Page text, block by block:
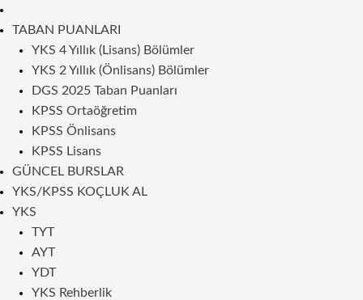
TABAN PUANLARI
YKS 4 Yıllık (Lisans) Bölümler
YKS 2 Yıllık (Önlisans) Bölümler
DGS 2025 Taban Puanları
KPSS Ortaöğretim
KPSS Önlisans
KPSS Lisans
GÜNCEL BURSLAR
YKS/KPSS KOÇLUK AL
YKS
TYT
AYT
YDT
YKS Rehberlik